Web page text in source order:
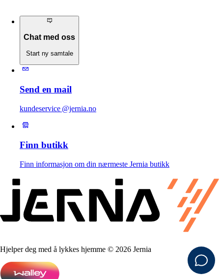
Chat med oss
Start ny samtale
Send en mail
kundeservice @jernia.no
Finn butikk
Finn informasjon om din nærmeste Jernia butikk
Hjelper deg med å lykkes hjemme © 2026 Jernia